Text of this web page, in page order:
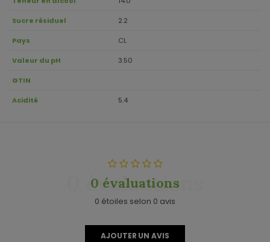
Sucre résiduel 2.2
Pays CL
Valeur du pH 3.50
GTIN
Acidité 5.4
0 évaluations
0 évaluations
0 étoiles selon 0 avis
AJOUTER UN AVIS